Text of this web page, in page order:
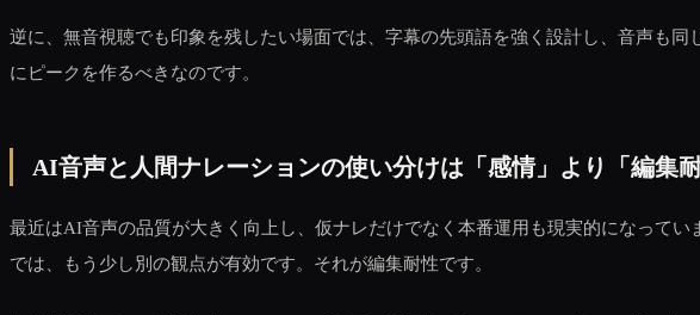
逆に、無音視聴でも印象を残したい場面では、字幕の先頭語を強く設計し、音声も
にピークを作るべきなのです。
AI音声と人間ナレーションの使い分けは「感情」より「編集
最近はAI音声の品質が大きく向上し、仮ナレだけでなく本番運用も現実的になって
では、もう少し別の観点が有効です。それが編集耐性です。